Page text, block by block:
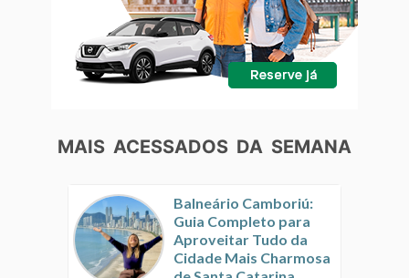
MAIS ACESSADOS DA SEMANA
Balneário Camboriú:
Guia Completo para
Aproveitar Tudo da
Cidade Mais Charmosa